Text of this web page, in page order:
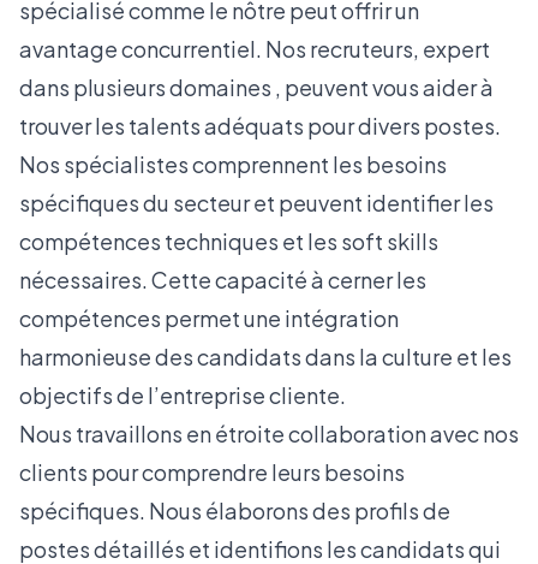
spécialisé comme le nôtre peut offrir un
avantage concurrentiel. Nos recruteurs, expert
dans plusieurs domaines , peuvent vous aider à
trouver les talents adéquats pour divers postes.
Nos spécialistes comprennent les besoins
spécifiques du secteur et peuvent identifier les
compétences techniques et les soft skills
nécessaires. Cette capacité à cerner les
compétences permet une intégration
harmonieuse des candidats dans la culture et les
objectifs de l’entreprise cliente.
Nous travaillons en étroite collaboration avec nos
clients pour comprendre leurs besoins
spécifiques. Nous élaborons des profils de
postes détaillés et identifions les candidats qui